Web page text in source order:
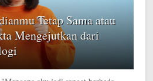
Tetap Sama atau
Mengejutkan dari